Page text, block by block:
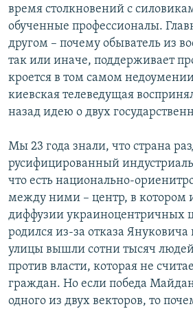
время столкновений с
обученные профессионалы.
другом – почему обыватель из
так или иначе, поддерживает
кроется в том самом
киевская телеведущая
назад идею о двух
Мы 23 года знали, что страна
русифицированный
что есть национально-
между ними – центр, в котором
диффузии украиноцентричных
родился из-за отказа Януковича
улицы вышли сотни тысяч
против власти, которая не
граждан. Но если победа
одного из двух векторов, то